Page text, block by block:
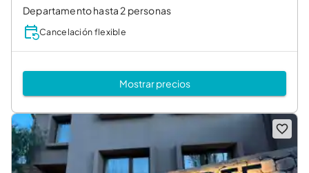
Departamento hasta 2 personas
Cancelación flexible
Mostrar precios